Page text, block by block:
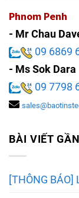
Phnom Penh
- Mr Chau
09 6869
- Ms Sok Dara
09 7798
BÀI VIẾT
[THÔNG